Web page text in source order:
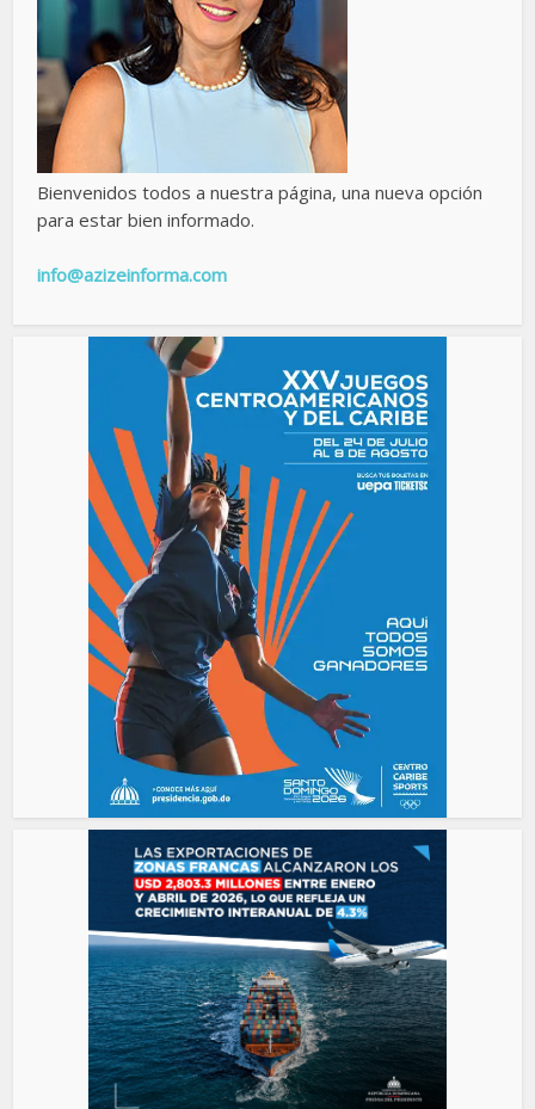
Bienvenidos todos a nuestra página, una nueva opción
para estar bien informado.
info@azizeinforma.com